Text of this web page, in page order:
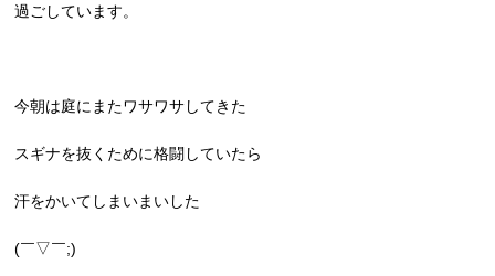
過ごしています。
今朝は庭にまたワサワサしてきた
スギナを抜くために格闘していたら
汗をかいてしまいまいした
(￣▽￣;)